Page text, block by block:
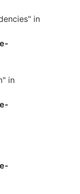
in
in